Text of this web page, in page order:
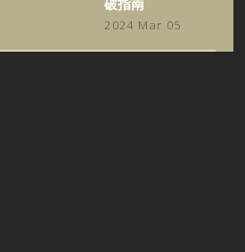
2024 Mar 05